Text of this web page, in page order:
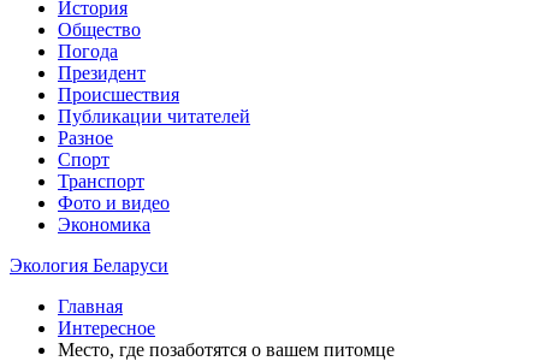
История
Общество
Погода
Президент
Происшествия
Публикации читателей
Разное
Спорт
Транспорт
Фото и видео
Экономика
Экология Беларуси
Главная
Интересное
Место, где позаботятся о вашем питомце